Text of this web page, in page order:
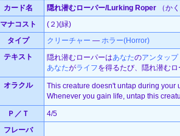
カード名 隠れ潜むローパー/Lurking Roper （か
マナコスト
(２)(緑)
タイプ
クリーチャー — ホラー(Horror)
テキスト
隠れ潜むローパーはあなたのアンタップ
あなたがライフを得るたび、隠れ潜むロ
オラクル
This creature doesn't untap during your
Whenever you gain life, untap this
Ｐ／Ｔ
4/5
フレーバ